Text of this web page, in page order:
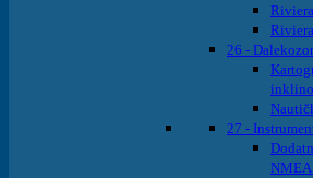
26 -
27 -
NMEA